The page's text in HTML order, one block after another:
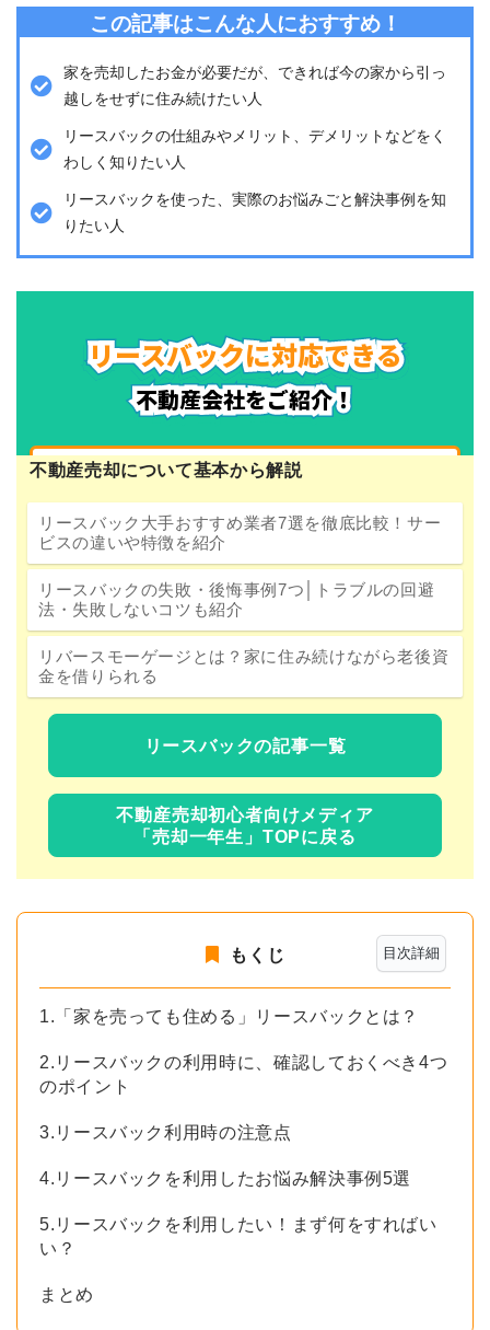
この記事はこんな人におすすめ！
家を売却したお金が必要だが、できれば今の家から引っ
越しをせずに住み続けたい人
リースバックの仕組みやメリット、デメリットなどをく
わしく知りたい人
リースバックを使った、実際のお悩みごと解決事例を知
りたい人
不動産売却について基本から解説
リースバック大手おすすめ業者7選を徹底比較！サー
ビスの違いや特徴を紹介
リースバックの失敗・後悔事例7つ│トラブルの回避
法・失敗しないコツも紹介
リバースモーゲージとは？家に住み続けながら老後資
金を借りられる
リースバックの記事一覧
不動産売却初心者向けメディア
「売却一年生」TOPに戻る
目次詳細
もくじ
1.「家を売っても住める」リースバックとは？
2.リースバックの利用時に、確認しておくべき4つ
のポイント
3.リースバック利用時の注意点
4.リースバックを利用したお悩み解決事例5選
5.リースバックを利用したい！まず何をすればい
い？
まとめ